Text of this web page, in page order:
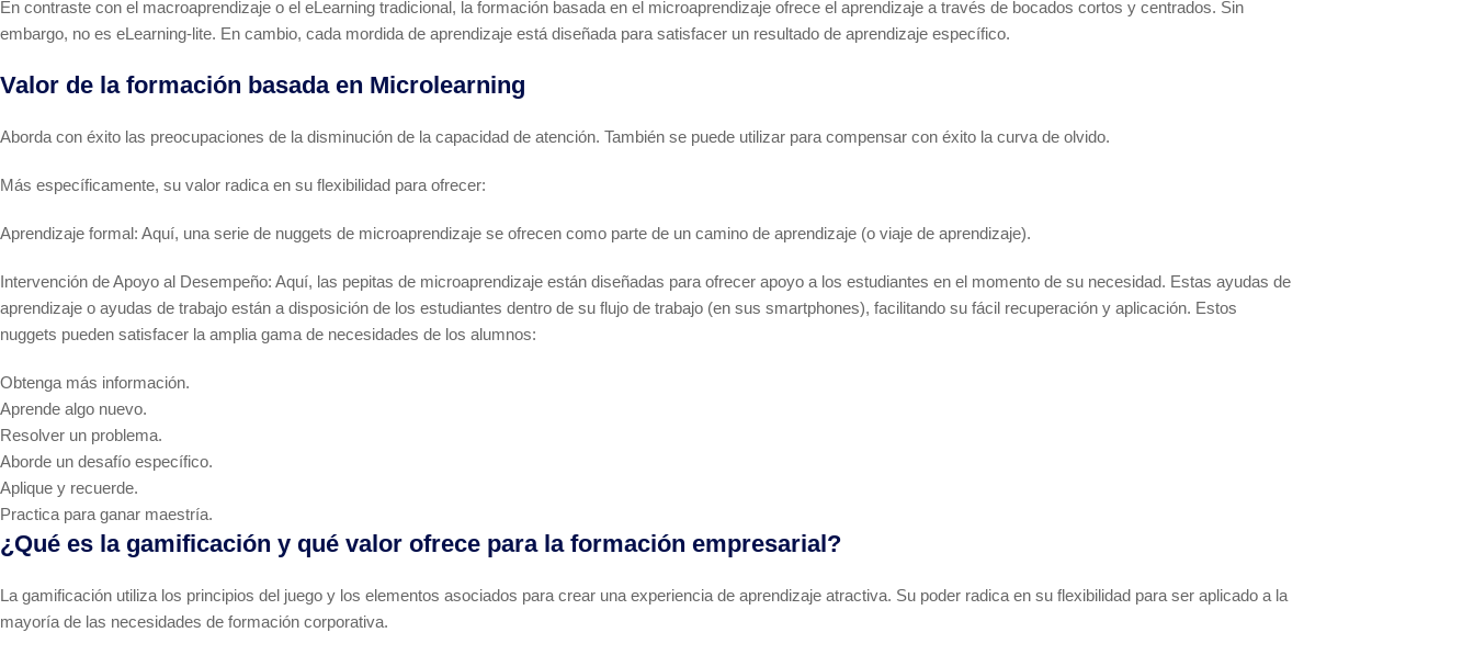
En contraste con el macroaprendizaje o el eLearning tradicional, la formación basada en el microaprendizaje ofrece el aprendizaje a través de bocados cortos y centrados. Sin
embargo, no es eLearning-lite. En cambio, cada mordida de aprendizaje está diseñada para satisfacer un resultado de aprendizaje específico.
Valor de la formación basada en Microlearning
Aborda con éxito las preocupaciones de la disminución de la capacidad de atención. También se puede utilizar para compensar con éxito la curva de olvido.
Más específicamente, su valor radica en su flexibilidad para ofrecer:
Aprendizaje formal: Aquí, una serie de nuggets de microaprendizaje se ofrecen como parte de un camino de aprendizaje (o viaje de aprendizaje).
Intervención de Apoyo al Desempeño: Aquí, las pepitas de microaprendizaje están diseñadas para ofrecer apoyo a los estudiantes en el momento de su necesidad. Estas ayudas de
aprendizaje o ayudas de trabajo están a disposición de los estudiantes dentro de su flujo de trabajo (en sus smartphones), facilitando su fácil recuperación y aplicación. Estos
nuggets pueden satisfacer la amplia gama de necesidades de los alumnos:
Obtenga más información.
Aprende algo nuevo.
Resolver un problema.
Aborde un desafío específico.
Aplique y recuerde.
Practica para ganar maestría.
¿Qué es la gamificación y qué valor ofrece para la formación empresarial?
La gamificación utiliza los principios del juego y los elementos asociados para crear una experiencia de aprendizaje atractiva. Su poder radica en su flexibilidad para ser aplicado a la
mayoría de las necesidades de formación corporativa.